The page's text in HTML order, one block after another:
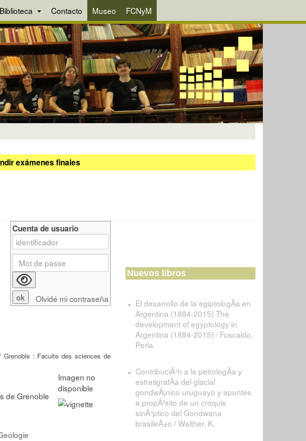
Contacto Museo FCNyM
exámenes finales
Grenoble : Faculte des sciences de
de Grenoble
Cuenta de usuario
Olvidé mi contraseña
Nuevos libros
El desarrollo de la egiptologÃ­a en
Argentina (1884-2015) The
development of egyptology in
Argentina (1884-2015) / Fuscaldo,
Perla
ContribuciÃ³n a la petrologÃ­a y
estratigrafÃ­a del glacial
gondwÃ¡nico uruguayo y apuntes
a propÃ³sito de un croquis
sinÃ³ptico del Gondwana
brasileÃ±o / Walther, K.